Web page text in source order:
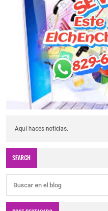
Aquí haces noticias.
SEARCH